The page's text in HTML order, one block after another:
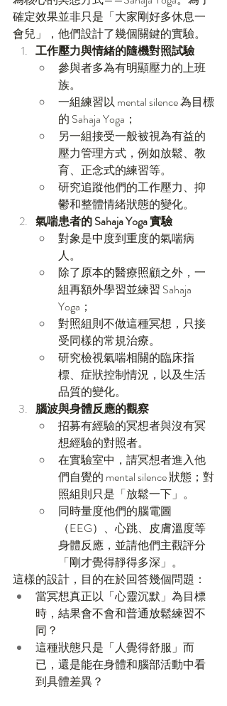
確定效果並非只是「大家剛好多休息一
會兒」，他們設計了幾個關鍵的實驗。
工作壓力與情緒的隨機對照試驗
參與者多為有明顯壓力的上班
族。
一組練習以 mental silence 為目標
的 Sahaja Yoga；
另一組接受一般被視為有益的
壓力管理方式，例如放鬆、教
育、正念式的練習等。
研究追蹤他們的工作壓力、抑
鬱和整體情緒狀態的變化。
氣喘患者的 Sahaja Yoga 實驗
對象是中度到重度的氣喘病
人。
除了原本的醫療照顧之外，一
組再額外學習並練習 Sahaja
Yoga；
對照組則不做這種冥想，只接
受同樣的常規治療。
研究檢視氣喘相關的臨床指
標、症狀控制情況，以及生活
品質的變化。
腦波與身體反應的觀察
招募有經驗的冥想者與沒有冥
想經驗的對照者。
在實驗室中，請冥想者進入他
們自覺的 mental silence 狀態；對
照組則只是「放鬆一下」。
同時量度他們的腦電圖
（EEG）、心跳、皮膚溫度等
身體反應，並請他們主觀評分
「剛才覺得靜得多深」。
這樣的設計，目的在於回答幾個問題：
當冥想真正以「心靈沉默」為目標
時，結果會不會和普通放鬆練習不
同？
這種狀態只是「人覺得舒服」而
已，還是能在身體和腦部活動中看
到具體差異？